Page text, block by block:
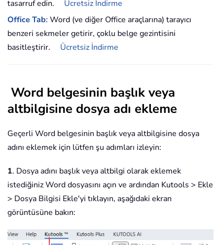
tasarruf edin.
Ücretsiz İndirme
Office Tab: Word (ve diğer Office araçlarına) tarayıcı
benzeri sekmeler getirir, çoklu belge gezintisini
basitleştirir.
Ücretsiz İndirme
Word belgesinin başlık veya
altbilgisine dosya adı ekleme
Geçerli Word belgesinin başlık veya altbilgisine dosya
adını eklemek için lütfen şu adımları izleyin:
1. Dosya adını başlık veya altbilgi olarak eklemek
istediğiniz Word dosyasını açın ve ardından Kutools > Ekle
> Dosya Bilgisi Ekle'yi tıklayın, aşağıdaki ekran
görüntüsüne bakın: